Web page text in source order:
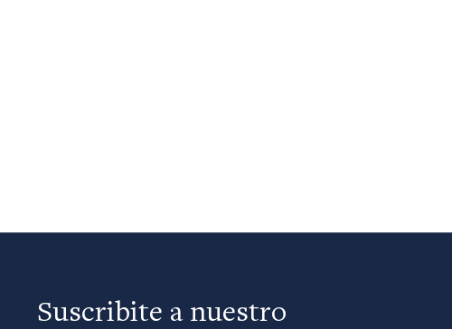
Suscribite a nuestro